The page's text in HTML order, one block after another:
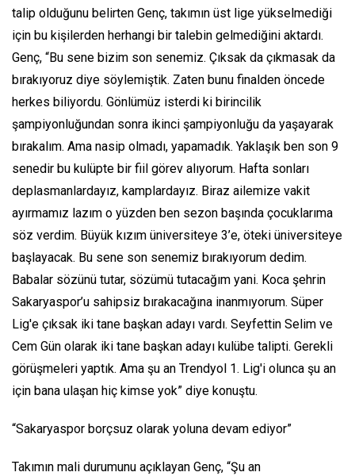
talip olduğunu belirten Genç, takımın üst lige yükselmediği
için bu kişilerden herhangi bir talebin gelmediğini aktardı.
Genç, “Bu sene bizim son senemiz. Çıksak da çıkmasak da
bırakıyoruz diye söylemiştik. Zaten bunu finalden öncede
herkes biliyordu. Gönlümüz isterdi ki birincilik
şampiyonluğundan sonra ikinci şampiyonluğu da yaşayarak
bırakalım. Ama nasip olmadı, yapamadık. Yaklaşık ben son 9
senedir bu kulüpte bir fiil görev alıyorum. Hafta sonları
deplasmanlardayız, kamplardayız. Biraz ailemize vakit
ayırmamız lazım o yüzden ben sezon başında çocuklarıma
söz verdim. Büyük kızım üniversiteye 3’e, öteki üniversiteye
başlayacak. Bu sene son senemiz bırakıyorum dedim.
Babalar sözünü tutar, sözümü tutacağım yani. Koca şehrin
Sakaryaspor’u sahipsiz bırakacağına inanmıyorum. Süper
Lig'e çıksak iki tane başkan adayı vardı. Seyfettin Selim ve
Cem Gün olarak iki tane başkan adayı kulübe talipti. Gerekli
görüşmeleri yaptık. Ama şu an Trendyol 1. Lig'i olunca şu an
için bana ulaşan hiç kimse yok” diye konuştu.
“Sakaryaspor borçsuz olarak yoluna devam ediyor”
Takımın mali durumunu açıklayan Genç, “Şu an